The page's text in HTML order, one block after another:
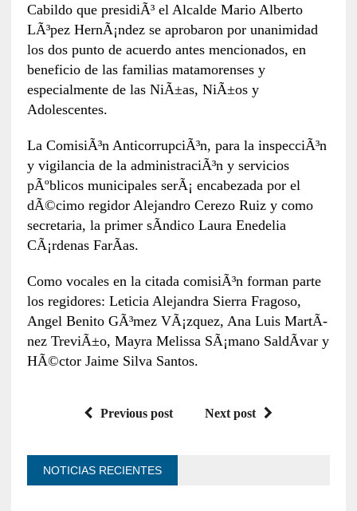
Cabildo que presidiÃ³ el Alcalde Mario Alberto
LÃ³pez HernÃ¡ndez se aprobaron por unanimidad
los dos punto de acuerdo antes mencionados, en
beneficio de las familias matamorenses y
especialmente de las NiÃ±as, NiÃ±os y
Adolescentes.
La ComisiÃ³n AnticorrupciÃ³n, para la inspecciÃ³n
y vigilancia de la administraciÃ³n y servicios
pÃºblicos municipales serÃ¡ encabezada por el
dÃ©cimo regidor Alejandro Cerezo Ruiz y como
secretaria, la primer sÃ­ndico Laura Enedelia
CÃ¡rdenas FarÃ­as.
Como vocales en la citada comisiÃ³n forman parte
los regidores: Leticia Alejandra Sierra Fragoso,
Angel Benito GÃ³mez VÃ¡zquez, Ana Luis MartÃ­
nez TreviÃ±o, Mayra Melissa SÃ¡mano SaldÃ­var y
HÃ©ctor Jaime Silva Santos.
Previous post Next post
NOTICIAS RECIENTES